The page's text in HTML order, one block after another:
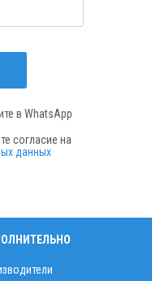
в WhatsApp
согласие на
данных